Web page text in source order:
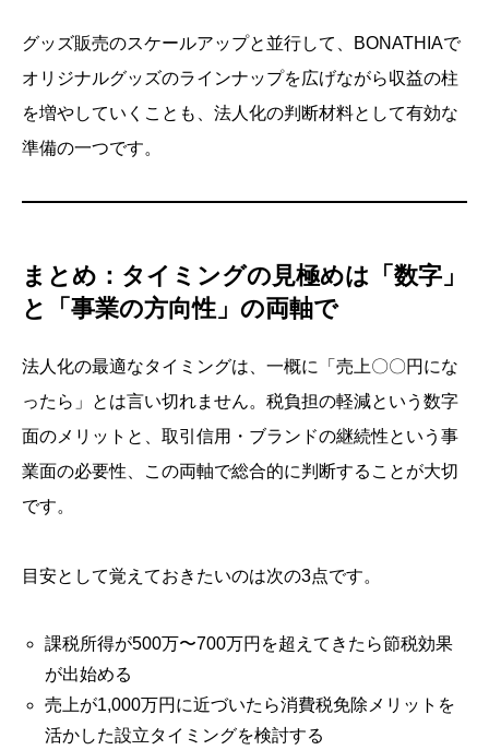
グッズ販売のスケールアップと並行して、BONATHIAで
オリジナルグッズのラインナップを広げながら収益の柱
を増やしていくことも、法人化の判断材料として有効な
準備の一つです。
まとめ：タイミングの見極めは「数字」
と「事業の方向性」の両軸で
法人化の最適なタイミングは、一概に「売上〇〇円にな
ったら」とは言い切れません。税負担の軽減という数字
面のメリットと、取引信用・ブランドの継続性という事
業面の必要性、この両軸で総合的に判断することが大切
です。
目安として覚えておきたいのは次の3点です。
課税所得が500万〜700万円を超えてきたら節税効果
が出始める
売上が1,000万円に近づいたら消費税免除メリットを
活かした設立タイミングを検討する